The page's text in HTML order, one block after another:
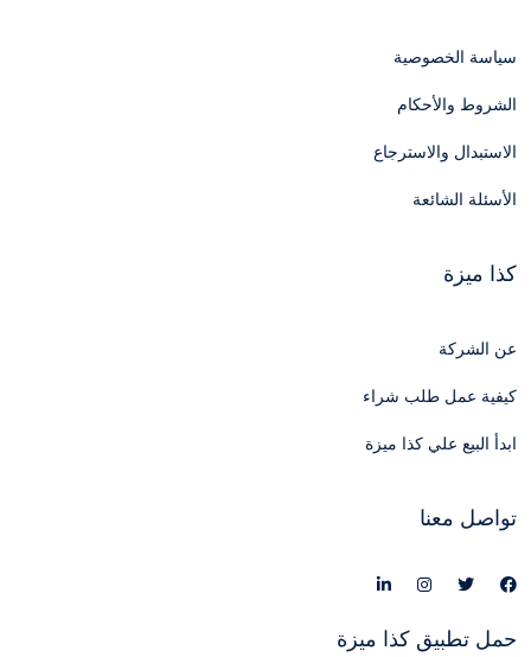
سياسة الخصوصية
الشروط والأحكام
الاستبدال والاسترجاع
الأسئلة الشائعة
كذا ميزة
عن الشركة
كيفية عمل طلب شراء
ابدأ البيع علي كذا ميزة
تواصل معنا
حمل تطبيق كذا ميزة